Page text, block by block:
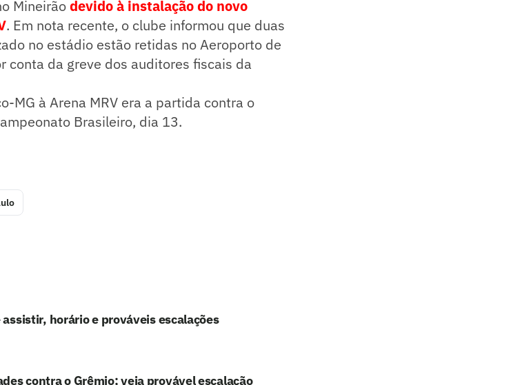
Mineirãodevido à instalação do novo
. Em nota recente, o clube informou que duas
no estádio estão retidas no Aeroporto de
conta da greve dos auditores fiscais da
MG à Arena MRV era a partida contra o
Brasileiro, dia 13.
horário e prováveis escalações
contra o Grêmio; veja provável escalação